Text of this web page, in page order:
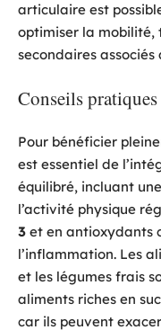
articulaire est
optimiser la
secondaires
Conseils
Pour bénéficier
est essentiel de
équilibré, incluant
l’activité physique
3 et en antioxydants
l’inflammation. Les
et les légumes frais
aliments riches en
car ils peuvent